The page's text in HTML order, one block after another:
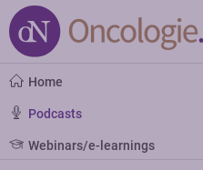
Home
Podcasts
Webinars/e-learnings